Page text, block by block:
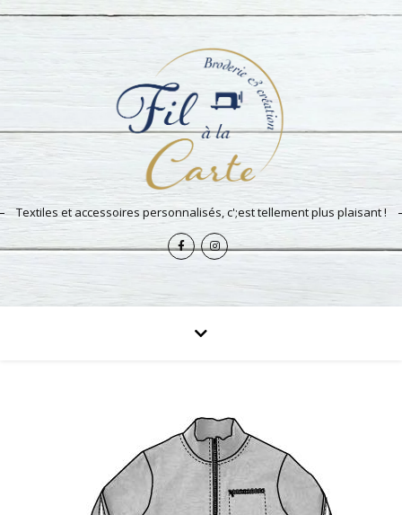
Textiles et accessoires personnalisés, c';est tellement plus plaisant !